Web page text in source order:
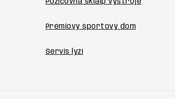
Požičovňa skialp výstroje
Prémiový športový dom
Servis lyží